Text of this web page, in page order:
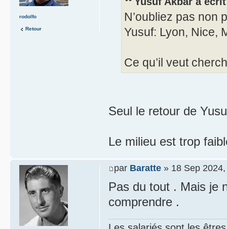
N’oubliez pas non
Yusuf: Lyon, Nice,
Ce qu’il veut
Seul le retour de
Le milieu est trop
rodolfo
Retour
par Baratte » 18 Sep
Pas du tout . Mais je
comprendre .